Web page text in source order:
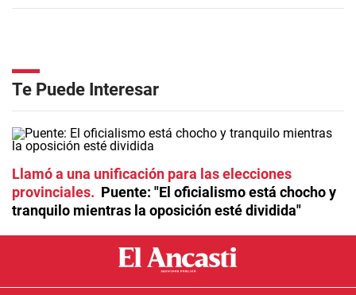
Te Puede Interesar
Llamó a una unificación para las elecciones
provinciales
Puente: "El oficialismo está chocho y
tranquilo mientras la oposición esté dividida"